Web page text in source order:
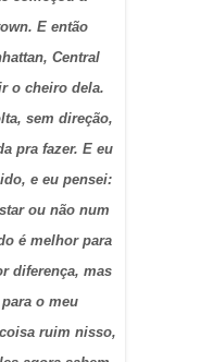
E então
Central
o cheiro dela.
sem direção,
pra fazer. E eu
e eu pensei:
ou não num
é melhor para
diferença, mas
o meu
ruim nisso,